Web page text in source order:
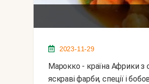
2023-11-29
Марокко - країна Африки з самобутньою культурою та кухнею. У кулінарії місцеві жителі люблять
яскраві фарби, спеції і